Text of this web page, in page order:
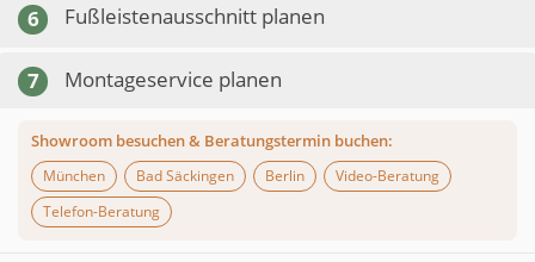
6 Fußleistenausschnitt planen
7 Montageservice planen
Showroom besuchen & Beratungstermin buchen:
München
Bad Säckingen Berlin
Video-Beratung
Telefon-Beratung